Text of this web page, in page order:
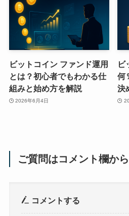
ビットコイン ファンド運用
とは？初心者でもわかる仕
組みと始め方を解説
2026年6月4日
ビ
何
決
ご質問はコメント欄か
コメントする